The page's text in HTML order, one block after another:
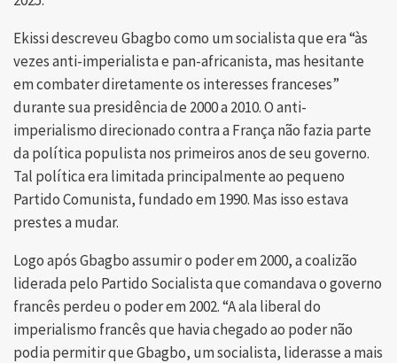
Ekissi descreveu Gbagbo como um socialista que era “às
vezes anti-imperialista e pan-africanista, mas hesitante
em combater diretamente os interesses franceses”
durante sua presidência de 2000 a 2010. O anti-
imperialismo direcionado contra a França não fazia parte
da política populista nos primeiros anos de seu governo.
Tal política era limitada principalmente ao pequeno
Partido Comunista, fundado em 1990. Mas isso estava
prestes a mudar.
Logo após Gbagbo assumir o poder em 2000, a coalizão
liderada pelo Partido Socialista que comandava o governo
francês perdeu o poder em 2002. “A ala liberal do
imperialismo francês que havia chegado ao poder não
podia permitir que Gbagbo, um socialista, liderasse a mais